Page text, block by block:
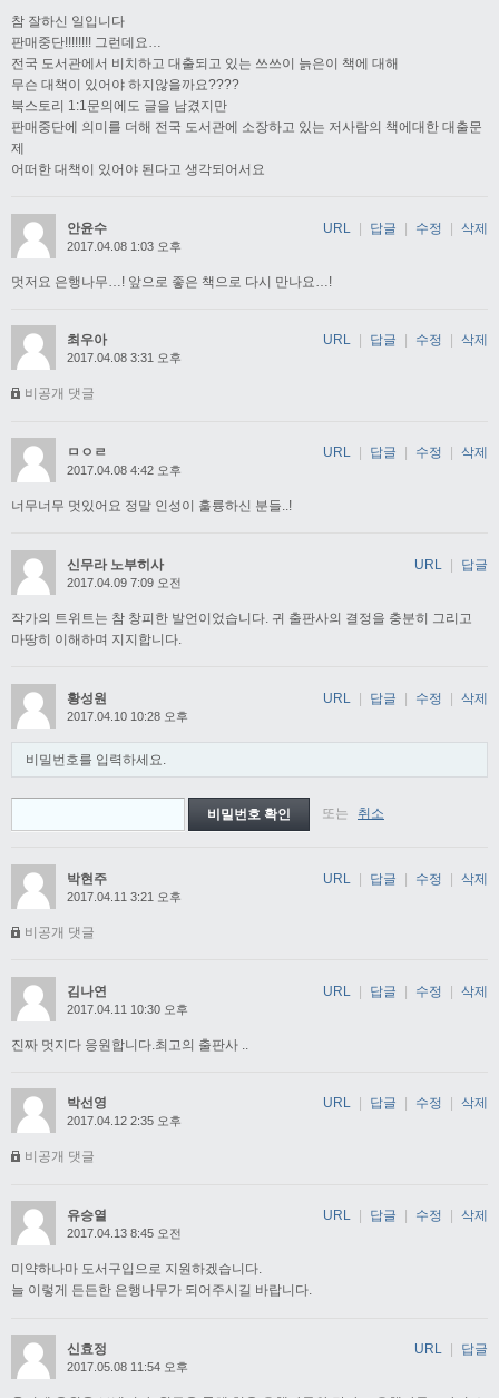
참 잘하신 일입니다
판매중단!!!!!!!! 그런데요…
전국 도서관에서 비치하고 대출되고 있는 쓰쓰이 늙은이 책에 대해
무슨 대책이 있어야 하지않을까요????
북스토리 1:1문의에도 글을 남겼지만
판매중단에 의미를 더해 전국 도서관에 소장하고 있는 저사람의 책에대한 대출문
제
어떠한 대책이 있어야 된다고 생각되어서요
안윤수
2017.04.08 1:03 오후
멋저요 은행나무…! 앞으로 좋은 책으로 다시 만나요…!
URL | 답글 | 수정 | 삭제
최우아
2017.04.08 3:31 오후
비공개 댓글
URL 답글 수정 삭제
ㅁㅇㄹ
2017.04.08 4:42 오후
너무너무 멋있어요 정말 인성이 훌륭하신 분들..!
URL 답글 수정 삭제
신무라 노부히사
2017.04.09 7:09 오전
작가의 트위트는 참 창피한 발언이었습니다. 귀 출판사의 결정을 충분히 그리고
마땅히 이해하며 지지합니다.
URL | 답글
황성원
2017.04.10 10:28 오후
비밀번호를 입력하세요.
또는 취소
URL | 답글 | 수정 | 삭제
박현주
2017.04.11 3:21 오후
비공개 댓글
URL | 답글 | 수정 | 삭제
김나연
2017.04.11 10:30 오후
진짜 멋지다 응원합니다.최고의 출판사 ..
URL | 답글 | 수정 | 삭제
박선영
2017.04.12 2:35 오후
비공개 댓글
URL 답글 수정 삭제
유승열
2017.04.13 8:45 오전
미약하나마 도서구입으로 지원하겠습니다.
늘 이렇게 든든한 은행나무가 되어주시길 바랍니다.
URL 답글 수정 삭제
신효정
2017.05.08 11:54 오후
URL 답글